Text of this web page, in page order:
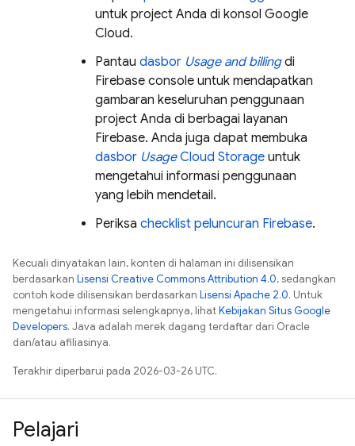
untuk project Anda di konsol Google
Cloud.
Pantau dasbor Usage and billingdi
Firebase console untuk mendapatkan
gambaran keseluruhan penggunaan
project Anda di berbagai layanan
Firebase. Anda juga dapat membuka
dasbor UsageCloud Storage untuk
mengetahui informasi penggunaan
yang lebih mendetail.
Periksa checklist peluncuran Firebase.
Kecuali dinyatakan lain, konten di halaman ini dilisensikan
berdasarkan Lisensi Creative Commons Attribution 4.0, sedangkan
contoh kode dilisensikan berdasarkan Lisensi Apache 2.0. Untuk
mengetahui informasi selengkapnya, lihatKebijakan Situs Google
Developers. Java adalah merek dagang terdaftar dari Oracle
dan/atau afiliasinya.
Terakhir diperbarui pada 2026-03-26 UTC.
Pelajari